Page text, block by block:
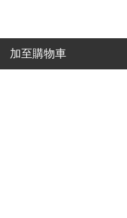
加至購物車